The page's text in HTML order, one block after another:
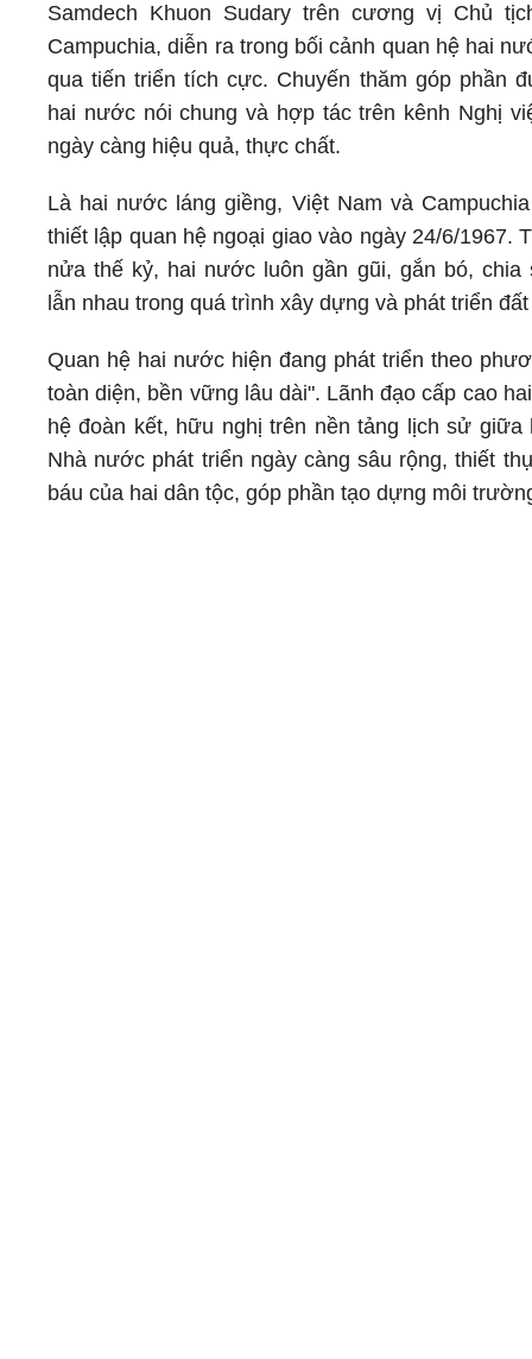
Samdech Khuon Sudary trên cương vị Chủ
Campuchia, diễn ra trong bối cảnh quan hệ hai
qua tiến triển tích cực. Chuyến thăm góp phần
hai nước nói chung và hợp tác trên kênh Nghị
ngày càng hiệu quả, thực chất.
Là hai nước láng giềng, Việt Nam và
thiết lập quan hệ ngoại giao vào ngày 24/6/1967.
nửa thế kỷ, hai nước luôn gần gũi, gắn bó, chia
lẫn nhau trong quá trình xây dựng và phát triển
Quan hệ hai nước hiện đang phát triển theo
toàn diện, bền vững lâu dài". Lãnh đạo cấp cao
hệ đoàn kết, hữu nghị trên nền tảng lịch sử
Nhà nước phát triển ngày càng sâu rộng, thiết
báu của hai dân tộc, góp phần tạo dựng môi